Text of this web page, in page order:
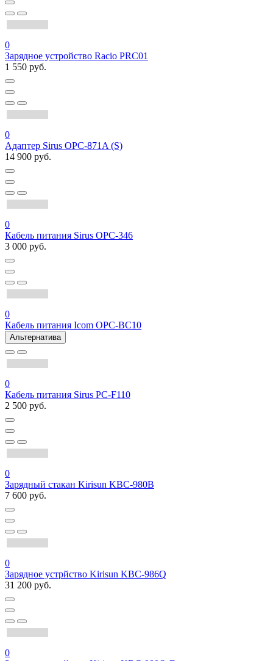
0
Зарядное устройство Racio PRC01
1 550 руб.
0
Адаптер Sirus OPC-871A (S)
14 900 руб.
0
Кабель питания Sirus OPC-346
3 000 руб.
0
Кабель питания Icom OPC-BC10
Альтернатива
0
Кабель питания Sirus PC-F110
2 500 руб.
0
Зарядный стакан Kirisun KBC-980B
7 600 руб.
0
Зарядное устрйство Kirisun KBC-986Q
31 200 руб.
0